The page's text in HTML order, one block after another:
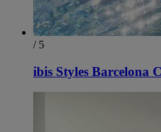
/ 5
ibis Styles Barcelona